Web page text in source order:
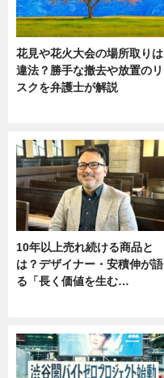
花見や花火大会の場所取りは
違法？勝手な撤去や放置のリ
スクを弁護士が解説
10年以上売れ続ける商品と
は？デザイナー・安積伸が語
る「長く価値を生む…